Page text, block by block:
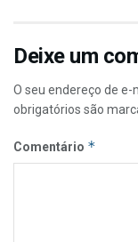
Deixe um
O seu endereço de e-
obrigatórios são
Comentário *